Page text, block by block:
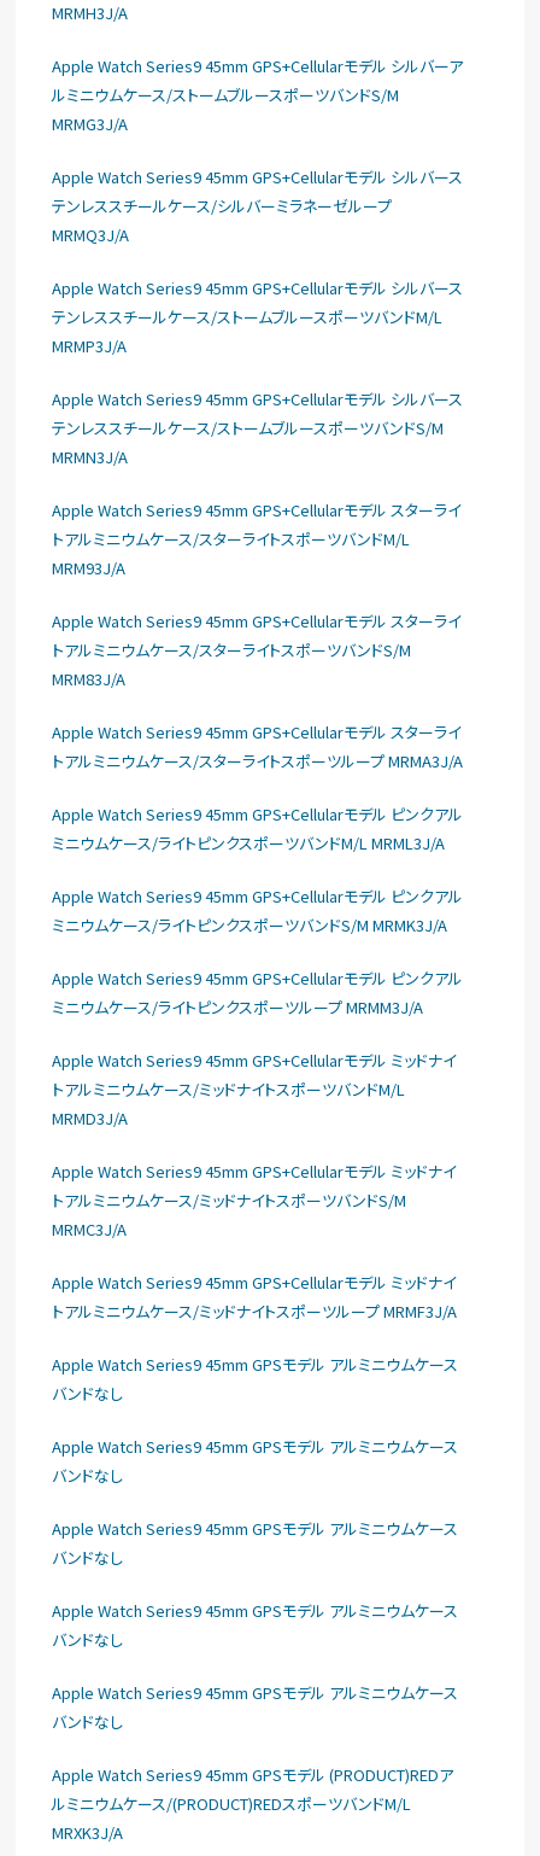
MRMH3J/A
Apple Watch Series9 45mm GPS+Cellularモデル シルバーア
ルミニウムケース/ストームブルースポーツバンドS/M
MRMG3J/A
Apple Watch Series9 45mm GPS+Cellularモデル シルバース
テンレススチールケース/シルバーミラネーゼループ
MRMQ3J/A
Apple Watch Series9 45mm GPS+Cellularモデル シルバース
テンレススチールケース/ストームブルースポーツバンドM/L
MRMP3J/A
Apple Watch Series9 45mm GPS+Cellularモデル シルバース
テンレススチールケース/ストームブルースポーツバンドS/M
MRMN3J/A
Apple Watch Series9 45mm GPS+Cellularモデル スターライ
トアルミニウムケース/スターライトスポーツバンドM/L
MRM93J/A
Apple Watch Series9 45mm GPS+Cellularモデル スターライ
トアルミニウムケース/スターライトスポーツバンドS/M
MRM83J/A
Apple Watch Series9 45mm GPS+Cellularモデル スターライ
トアルミニウムケース/スターライトスポーツループ MRMA3J/A
Apple Watch Series9 45mm GPS+Cellularモデル ピンクアル
ミニウムケース/ライトピンクスポーツバンドM/L MRML3J/A
Apple Watch Series9 45mm GPS+Cellularモデル ピンクアル
ミニウムケース/ライトピンクスポーツバンドS/M MRMK3J/A
Apple Watch Series9 45mm GPS+Cellularモデル ピンクアル
ミニウムケース/ライトピンクスポーツループ MRMM3J/A
Apple Watch Series9 45mm GPS+Cellularモデル ミッドナイ
トアルミニウムケース/ミッドナイトスポーツバンドM/L
MRMD3J/A
Apple Watch Series9 45mm GPS+Cellularモデル ミッドナイ
トアルミニウムケース/ミッドナイトスポーツバンドS/M
MRMC3J/A
Apple Watch Series9 45mm GPS+Cellularモデル ミッドナイ
トアルミニウムケース/ミッドナイトスポーツループ MRMF3J/A
Apple Watch Series9 45mm GPSモデル アルミニウムケース
バンドなし
Apple Watch Series9 45mm GPSモデル アルミニウムケース
バンドなし
Apple Watch Series9 45mm GPSモデル アルミニウムケース
バンドなし
Apple Watch Series9 45mm GPSモデル アルミニウムケース
バンドなし
Apple Watch Series9 45mm GPSモデル アルミニウムケース
バンドなし
Apple Watch Series9 45mm GPSモデル (PRODUCT)REDア
ルミニウムケース/(PRODUCT)REDスポーツバンドM/L
MRXK3J/A